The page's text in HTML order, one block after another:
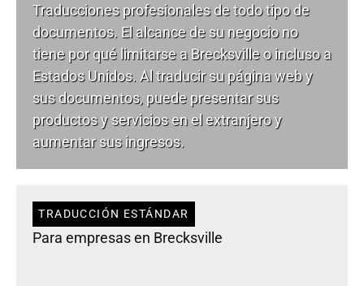
Traducciones profesionales de todo tipo de
documentos. El alcance de su negocio no
tiene por qué limitarse a Brecksville o incluso a
Estados Unidos. Al traducir su página web y
sus documentos, puede presentar sus
productos y servicios en el extranjero y
aumentar sus ingresos.
TRADUCCIÓN ESTÁNDAR
Para empresas en Brecksville